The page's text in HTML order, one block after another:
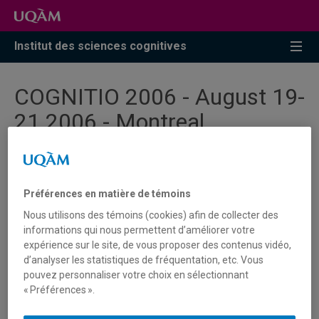
Accéder
recherche
Accéder
menu
pricipal
Accéder
zone
Institut des sciences cognitives
COGNITIO 2006 - August 19-
21 2006 - Montreal
Au-delà du cerveau : la cognition incarnée, située et
distribuée
Beyond the brain : embodied, situated & distributed
cognition
19-21 août/august 2006, Montréal. Building R, room R-
M510
Préférences en matière de témoins
Nous utilisons des témoins (cookies) afin de collecter des
informations qui nous permettent d’améliorer votre
expérience sur le site, de vous proposer des contenus vidéo,
d’analyser les statistiques de fréquentation, etc. Vous
pouvez personnaliser votre choix en sélectionnant
« Préférences ».